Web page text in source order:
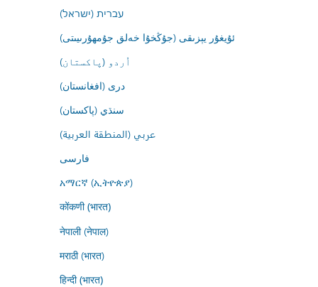
עברית (ישראל)
ئۇيغۇر يېزىقى (جۇڭخۇا خەلق جۇمھۇرىيىتى)
اُردو (پاکستان)
درى (افغانستان)
سنڌي (پاکستان)
عربي (المنطقة العربية)
فارسى
አማርኛ (ኢትዮጵያ)
कोंकणी (भारत)
नेपाली (नेपाल)
मराठी (भारत)
हिन्दी (भारत)